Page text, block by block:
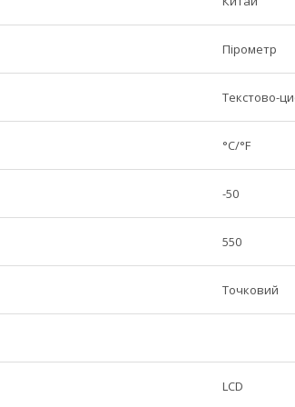
Пірометр
Текстово-
°С/°F
-50
550
Точковий
LCD